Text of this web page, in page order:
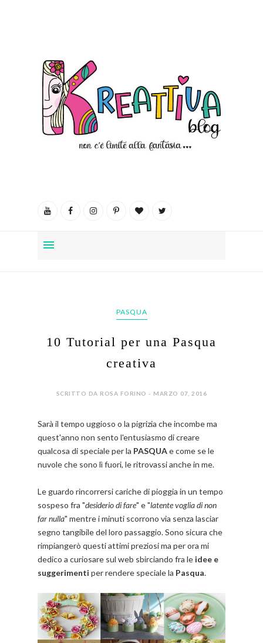
PASQUA
10 Tutorial per una Pasqua
creativa
SCRITTO DA ROSA FORINO - MARZO 07, 2016
Sarà il tempo uggioso o la pigrizia che incombe ma
quest'anno non sento l'entusiasmo di creare
qualcosa di speciale per la PASQUAe come se le
nuvole che sono lì fuori, le ritrovassi anche in me.
Le guardo rincorrersi cariche di pioggia in un tempo
sospeso fra "desiderio di fare" e "latente voglia di non
far nulla" mentre i minuti scorrono via senza lasciar
segno tangibile del loro passaggio. Sono sicura che
rimpiangerò questi attimi preziosi ma per ora mi
dedico a curiosare sul web sbirciando fra le idee e
suggerimenti per rendere speciale la Pasqua.